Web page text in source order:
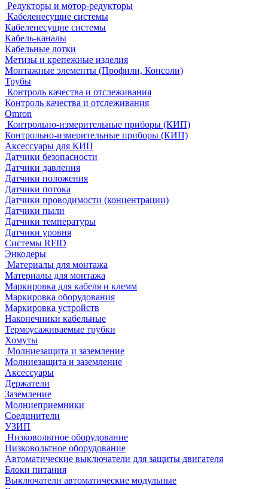
Редукторы и мотор-редукторы
Кабеленесущие системы
Кабеленесущие системы
Кабель-каналы
Кабельные лотки
Метизы и крепежные изделия
Монтажные элементы (Профили, Консоли)
Трубы
Контроль качества и отслеживания
Контроль качества и отслеживания
Omron
Контрольно-измерительные приборы (КИП)
Контрольно-измерительные приборы (КИП)
Аксессуары для КИП
Датчики безопасности
Датчики давления
Датчики положения
Датчики потока
Датчики проводимости (концентрации)
Датчики пыли
Датчики температуры
Датчики уровня
Системы RFID
Энкодеры
Материалы для монтажа
Материалы для монтажа
Маркировка для кабеля и клемм
Маркировка оборудования
Маркировка устройств
Наконечники кабельные
Термоусаживаемые трубки
Хомуты
Молниезащита и заземление
Молниезащита и заземление
Аксессуары
Держатели
Заземление
Молниеприемники
Соединители
УЗИП
Низковольтное оборудование
Низковольтное оборудование
Автоматические выключатели для защиты двигателя
Блоки питания
Выключатели автоматические модульные